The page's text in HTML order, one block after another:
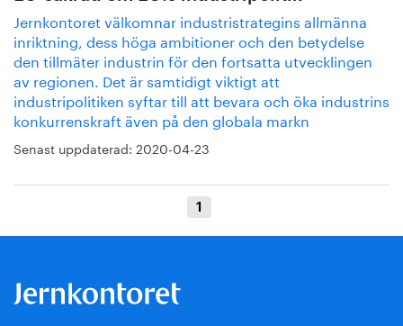
Jernkontoret välkomnar industristrategins allmänna
inriktning, dess höga ambitioner och den betydelse
den tillmäter industrin för den fortsatta utvecklingen
av regionen. Det är samtidigt viktigt att
industripolitiken syftar till att bevara och öka industrins
konkurrenskraft även på den globala markn
Senast uppdaterad: 2020-04-23
1